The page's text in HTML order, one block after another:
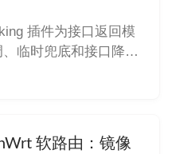
插件为接口返回模
临时兜底和接口降级
意事项。
软路由：镜像